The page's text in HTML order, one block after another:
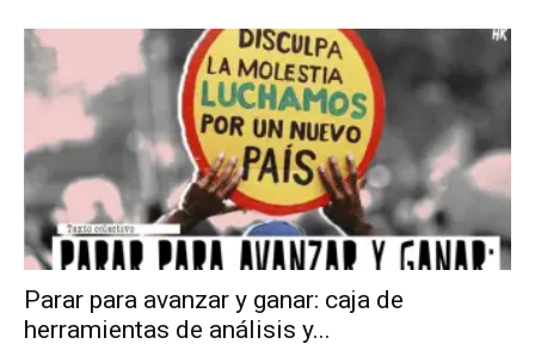
Parar para avanzar y ganar: caja de
herramientas de análisis y...